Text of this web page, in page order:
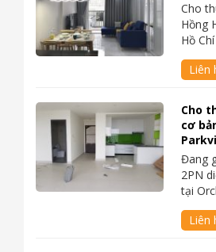
Cho
Hồng
Hồ
Liên
Cho
cơ
Đang
2PN
tại
Liên